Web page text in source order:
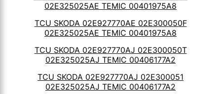
02E325025AE TEMIC 00401975A8
TCU SKODA 02E927770AE 02E300050F
02E325025AE TEMIC 00401975A8
TCU SKODA 02E927770AJ 02E300050T
02E325025AJ TEMIC 00406177A2
TCU SKODA 02E927770AJ 02E300051
02E325025AJ TEMIC 00406177A2